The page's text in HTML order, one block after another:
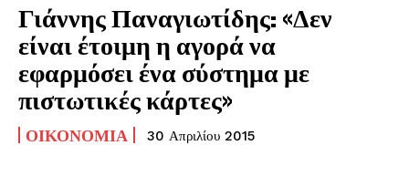
Γιάννης Παναγιωτίδης: «Δεν
είναι έτοιμη η αγορά να
εφαρμόσει ένα σύστημα με
πιστωτικές κάρτες»
ΟΙΚΟΝΟΜΊΑ 30 Απριλίου 2015